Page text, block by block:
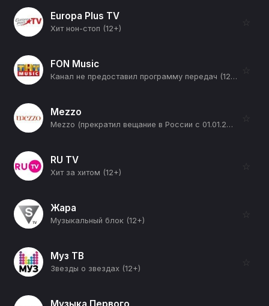
Europa Plus TV
Хит нон-стоп (12+)
☆
FON Music
Канал не предоставил программу передач (12+)
☆
Mezzo
Mezzo (прекратил вещание в России с 01.01.2026) (12+)
☆
RU TV
Хит за хитом (12+)
☆
Жара
Музыкальный блок (12+)
☆
Муз ТВ
Звезды о звездах (12+)
☆